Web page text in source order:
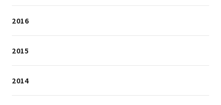
2016
2015
2014